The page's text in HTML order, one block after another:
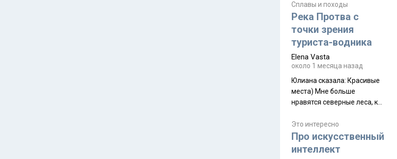
туристическую палатку The
Free, которая стала первой
ультралегкой моделью в
ассортименте
производителя. Новинка
получила двухслойную
конструкцию с отдельным
внешним тентом и сетчатой
внутренней палаткой, а ее
комплектации составляет
около 845 г. Палатка весит
менее
Сплавы и походы
Река Протва с
точки зрения
туриста-водника
Elena Vasta
около 1 месяца назад
Юлиана сказалa: Красивые
места) Мне больше
нравятся северные леса, как
южной тайги
Это интересно
Про искусственный
интеллект